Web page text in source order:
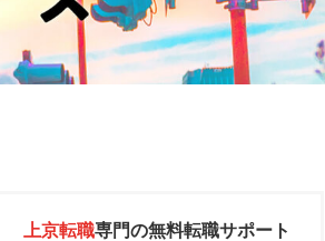
上京転職専門の無料転職サポート